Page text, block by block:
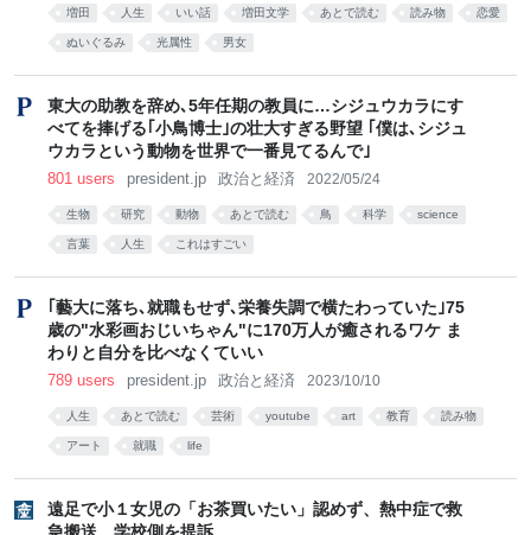
増田 人生 いい話 増田文学 あとで読む 読み物 恋愛
ぬいぐるみ 光属性 男女
東大の助教を辞め､5年任期の教員に…シジュウカラにす
べてを捧げる｢小鳥博士｣の壮大すぎる野望 ｢僕は､シジュ
ウカラという動物を世界で一番見てるんで｣
801 users president.jp 政治と経済 2022/05/24
生物 研究 動物 あとで読む 鳥 科学 science
言葉 人生 これはすごい
｢藝大に落ち､就職もせず､栄養失調で横たわっていた｣75
歳の"水彩画おじいちゃん"に170万人が癒されるワケ ま
わりと自分を比べなくていい
789 users president.jp 政治と経済 2023/10/10
人生 あとで読む 芸術 youtube art 教育 読み物
アート 就職 life
遠足で小１女児の「お茶買いたい」認めず、熱中症で救